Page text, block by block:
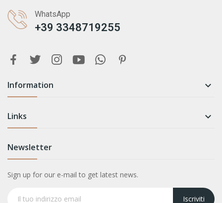
WhatsApp
+39 3348719255
Information 
Links 
Newsletter
Sign up for our e-mail to get latest news.
Iscriviti